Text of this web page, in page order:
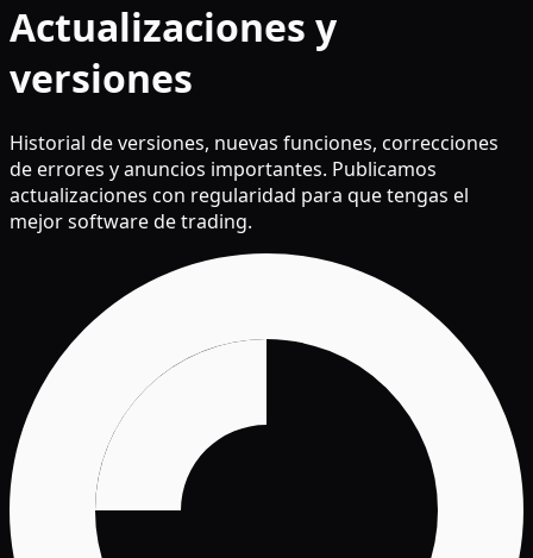
Actualizaciones y
versiones
Historial de versiones, nuevas funciones, correcciones
de errores y anuncios importantes. Publicamos
actualizaciones con regularidad para que tengas el
mejor software de trading.